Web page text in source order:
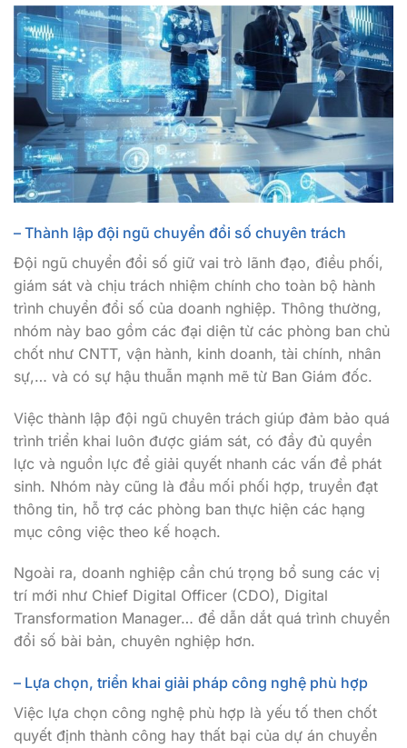
– Thành lập đội ngũ chuyển đổi số chuyên trách
Đội ngũ chuyển đổi số giữ vai trò lãnh đạo, điều phối,
giám sát và chịu trách nhiệm chính cho toàn bộ hành
trình chuyển đổi số của doanh nghiệp. Thông thường,
nhóm này bao gồm các đại diện từ các phòng ban chủ
chốt như CNTT, vận hành, kinh doanh, tài chính, nhân
sự,… và có sự hậu thuẫn mạnh mẽ từ Ban Giám đốc.
Việc thành lập đội ngũ chuyên trách giúp đảm bảo quá
trình triển khai luôn được giám sát, có đầy đủ quyền
lực và nguồn lực để giải quyết nhanh các vấn đề phát
sinh. Nhóm này cũng là đầu mối phối hợp, truyền đạt
thông tin, hỗ trợ các phòng ban thực hiện các hạng
mục công việc theo kế hoạch.
Ngoài ra, doanh nghiệp cần chú trọng bổ sung các vị
trí mới như Chief Digital Officer (CDO), Digital
Transformation Manager… để dẫn dắt quá trình chuyển
đổi số bài bản, chuyên nghiệp hơn.
– Lựa chọn, triển khai giải pháp công nghệ phù hợp
Việc lựa chọn công nghệ phù hợp là yếu tố then chốt
quyết định thành công hay thất bại của dự án chuyển